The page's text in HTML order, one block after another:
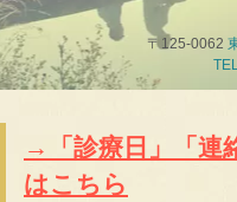
〒125-0062
→「診療日」「連
はこちら